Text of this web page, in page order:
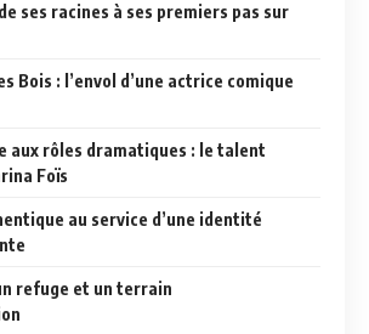
ses racines à ses premiers pas sur
Bois : l’envol d’une actrice comique
aux rôles dramatiques : le talent
Foïs
au service d’une identité
refuge et un terrain